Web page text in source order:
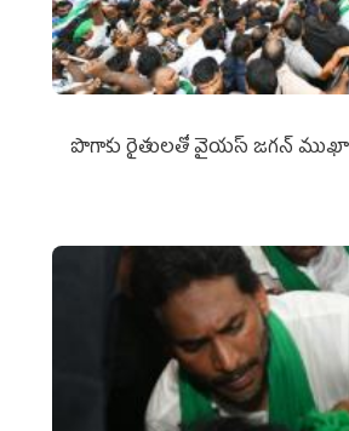
పొగాకు రైతుల‌తో వైయ‌స్ జ‌గ‌న్